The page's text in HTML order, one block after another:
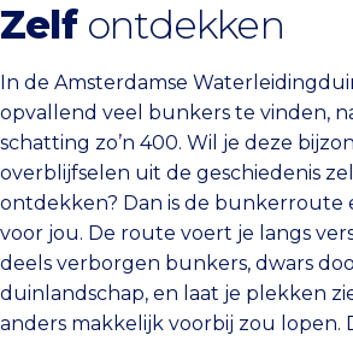
Zelf ontdekken
In de Amsterdamse
opvallend veel bunkers te vinden,
schatting zo’n 400. Wil je deze
overblijfselen uit de geschiedenis
ontdekken? Dan is de bunkerroute
voor jou. De route voert je langs
deels verborgen bunkers, dwars
duinlandschap, en laat je plekken
anders makkelijk voorbij zou lopen.